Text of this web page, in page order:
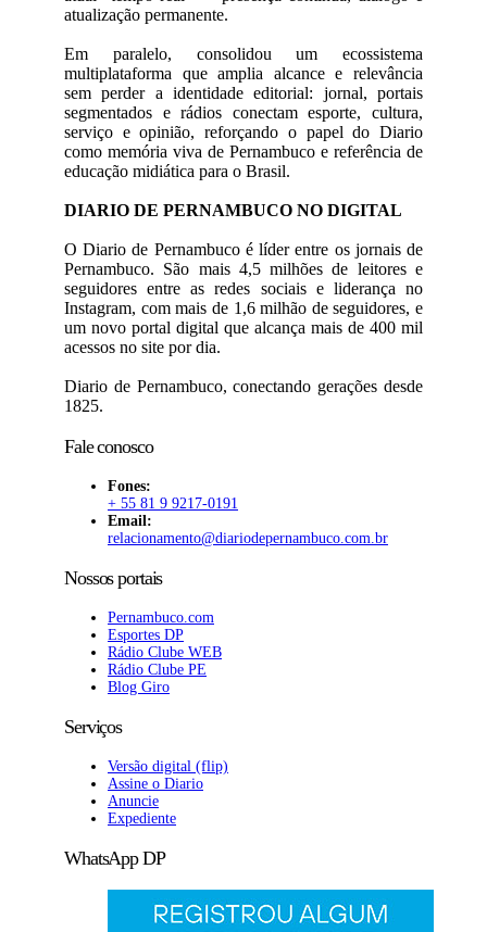
atualização permanente.
Em paralelo, consolidou um ecossistema
multiplataforma que amplia alcance e relevância
sem perder a identidade editorial: jornal, portais
segmentados e rádios conectam esporte, cultura,
serviço e opinião, reforçando o papel do Diario
como memória viva de Pernambuco e referência de
educação midiática para o Brasil.
DIARIO DE PERNAMBUCO NO DIGITAL
O Diario de Pernambuco é líder entre os jornais de
Pernambuco. São mais 4,5 milhões de leitores e
seguidores entre as redes sociais e liderança no
Instagram, com mais de 1,6 milhão de seguidores, e
um novo portal digital que alcança mais de 400 mil
acessos no site por dia.
Diario de Pernambuco, conectando gerações desde
1825.
Fale conosco
Fones:
+ 55 81 9 9217-0191
Email:
relacionamento@diariodepernambuco.com.br
Nossos portais
Pernambuco.com
Esportes DP
Rádio Clube WEB
Rádio Clube PE
Blog Giro
Serviços
Versão digital (flip)
Assine o Diario
Anuncie
Expediente
WhatsApp DP